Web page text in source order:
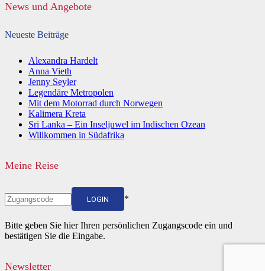
News und Angebote
Neueste Beiträge
Alexandra Hardelt
Anna Vieth
Jenny Seyler
Legendäre Metropolen
Mit dem Motorrad durch Norwegen
Kalimera Kreta
Sri Lanka – Ein Inseljuwel im Indischen Ozean
Willkommen in Südafrika
Meine Reise
LOGIN *
Bitte geben Sie hier Ihren persönlichen Zugangscode ein und
bestätigen Sie die Eingabe.
Newsletter